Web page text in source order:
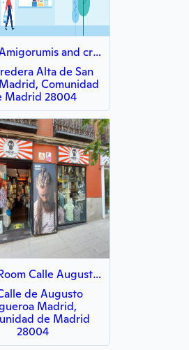
Anny's Amigorumis and crafts
Alta de San
Comunidad
Madrid 28004
Mumy Room Calle Augusto Figueroa (Chueca)
de Augusto
Madrid,
de Madrid
28004